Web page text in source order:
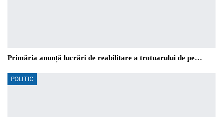
Primăria anunță lucrări de reabilitare a trotuarului de pe…
POLITIC